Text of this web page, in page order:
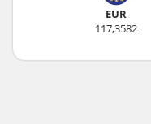
EUR
117,3582